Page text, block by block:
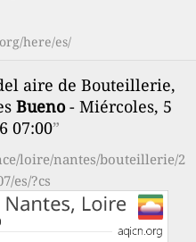
here/es/
aire de Bouteillerie,
Bueno- Miércoles, 5
07:00”
loire/nantes/bouteillerie/2
es/?cs